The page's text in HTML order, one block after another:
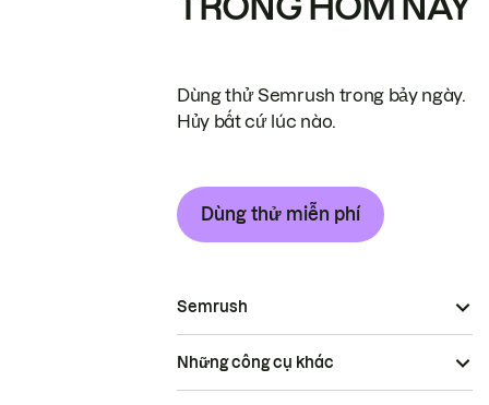
Dùng thử Semrush trong bảy ngày.
Hủy bất cứ lúc nào.
Dùng thử miễn phí
Semrush
Những công cụ khác